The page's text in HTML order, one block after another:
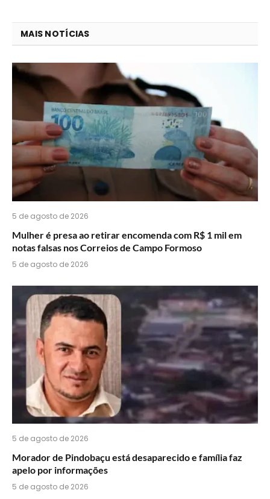
WhatsApp?
MAIS NOTÍCIAS
5 de agosto de 2026
Mulher é presa ao retirar encomenda com R$ 1 mil em
notas falsas nos Correios de Campo Formoso
5 de agosto de 2026
5 de agosto de 2026
Morador de Pindobaçu está desaparecido e família faz
apelo por informações
5 de agosto de 2026